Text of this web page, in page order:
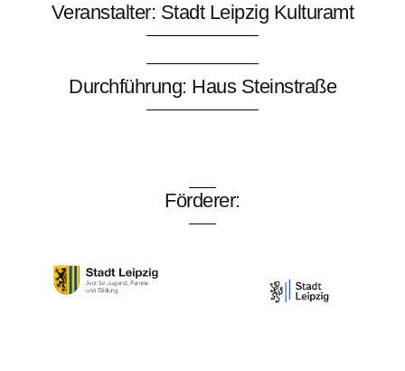
Veranstalter: Stadt Leipzig Kulturamt
Durchführung: Haus Steinstraße
Förderer: